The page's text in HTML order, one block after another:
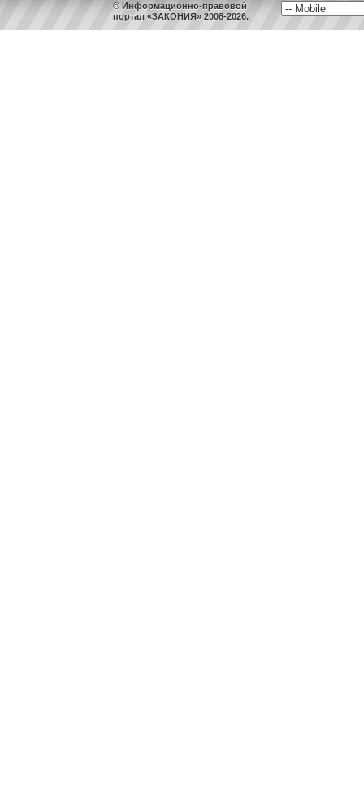
© Информационно-правовой
портал «ЗАКОНИЯ» 2008-2026.